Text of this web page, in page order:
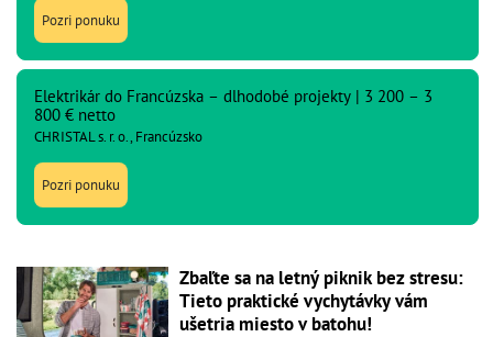
Pozri ponuku
Elektrikár do Francúzska – dlhodobé projekty | 3 200 – 3
800 € netto
CHRISTAL s. r. o., Francúzsko
Pozri ponuku
Zbaľte sa na letný piknik bez stresu:
Tieto praktické vychytávky vám
ušetria miesto v batohu!